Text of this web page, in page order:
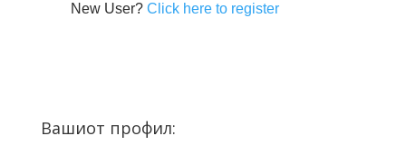
New User?Click here to register
Вашиот профил: